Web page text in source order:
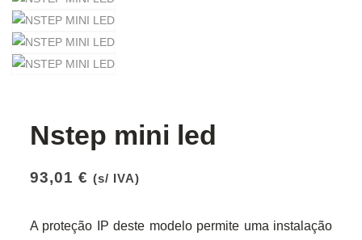
Nstep mini led
93,01 € (s/ IVA)
A proteção IP deste modelo permite uma instalação